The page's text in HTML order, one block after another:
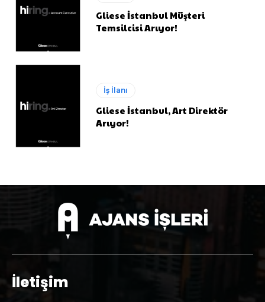
Gliese İstanbul Müşteri
Temsilcisi Arıyor!
İş İlanı
Gliese İstanbul, Art Direktör
Arıyor!
İletişim